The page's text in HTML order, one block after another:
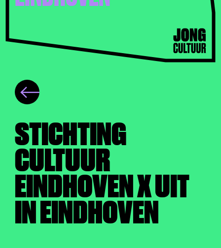
STICHTING
CULTUUR
EINDHOVEN X UIT
IN EINDHOVEN